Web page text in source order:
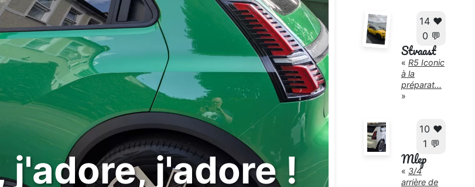
14 ❤️
0 💬
Stvaast
« R5 Iconic
à la
préparat...
»
10 ❤️
1 💬
Mlep
« 3/4
arrière de
j'adore, j'adore !